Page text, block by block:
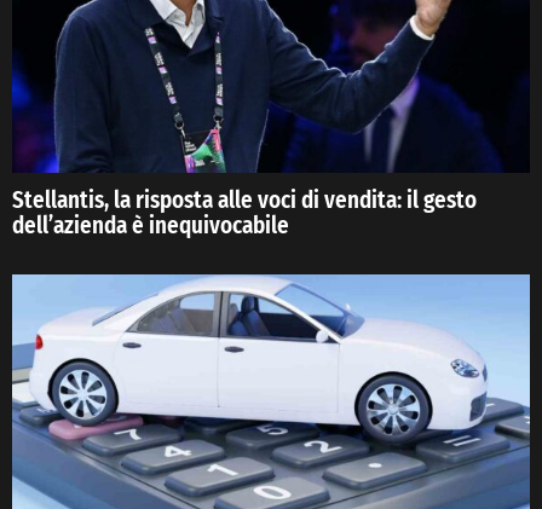
Stellantis, la risposta alle voci di vendita: il gesto
dell’azienda è inequivocabile